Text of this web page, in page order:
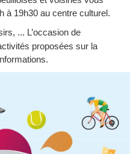
à 19h30 au centre culturel.
... L’occasion de
proposées sur la